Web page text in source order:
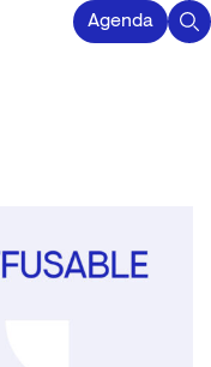
Agenda